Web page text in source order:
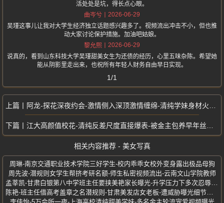
活处处是坑，得长点心眼。
曲岑兮
2026-06-29
吴瑾这事儿让我对大学生经济独立话题感兴趣多了。视频流出冲击不小，但也推
动大家讨论保护措施。加油吧姑娘。
黎允熙
2026-06-29
说真的，看到山东科技大学吴瑾甜美女生为还债的经历，心里五味杂陈。希望她
能从阴影里走出来，也祝所有年轻人财务自由早日实现。
1/1
阿龙-探花深夜约会-激情侧入深顶激情缠绵-清纯学妹身材火爆热情奔放
江大高颜值校花-清纯反差尺度直接爆表-被金主包养早年丝足视频流出
相关内容推荐 - 美女写真
周琳-南京交通职业技术学院三好学生-校内乖乖女校外变身露出极品母狗
周先波-潜规则女学生帮挤考研名额-师生私密视频流出-云南文山学院教师